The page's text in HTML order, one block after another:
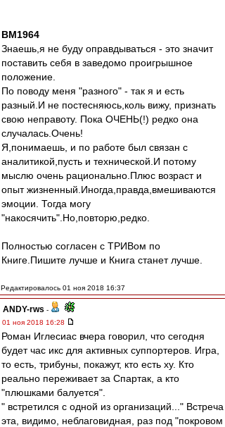
BM1964
Знаешь,я не буду оправдываться - это значит
поставить себя в заведомо проигрышное
положение.
По поводу меня "разного" - так я и есть
разный.И не постесняюсь,коль вижу, признать
свою неправоту. Пока ОЧЕНЬ(!) редко она
случалась.Очень!
Я,понимаешь, и по работе был связан с
аналитикой,пусть и технической.И потому
мыслю очень рационально.Плюс возраст и
опыт жизненный.Иногда,правда,вмешиваются
эмоции. Тогда могу
"накосячить".Но,повторю,редко.
Полностью согласен с ТРИВом по
Книге.Пишите лучше и Книга станет лучше.
Редактировалось 01 ноя 2018 16:37
ANDY-rws -
01 ноя 2018 16:28
Роман Иглесиас вчера говорил, что сегодня
будет час икс для активных суппортеров. Игра,
то есть, трибуны, покажут, кто есть ху. Кто
реально переживает за Спартак, а кто
"плюшками балуется".
" встретился с одной из организаций..." Встреча
эта, видимо, неблаговидная, раз под "покровом